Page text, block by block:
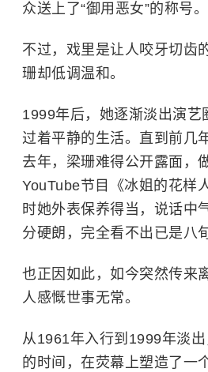
众送上了“御用恶女”的称号。
不过，戏里是让人咬牙切齿
珊却低调温和。
1999年后，她逐渐淡出演艺
过着平静的生活。直到前几
去年，梁珊难得公开露面，
YouTube节目《冰姐的花样
时她外表保养得当，说话中
分硬朗，完全看不出已是八
也正因如此，如今突然传来
人感慨世事无常。
从1961年入行到1999年淡
的时间，在荧幕上塑造了一